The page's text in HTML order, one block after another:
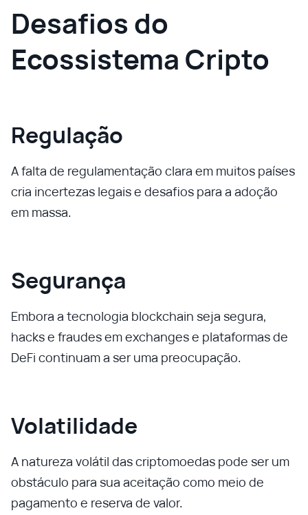
Desafios do
Ecossistema Cripto
Regulação
A falta de regulamentação clara em muitos países
cria incertezas legais e desafios para a adoção
em massa.
Segurança
Embora a tecnologia blockchain seja segura,
hacks e fraudes em exchanges e plataformas de
DeFi continuam a ser uma preocupação.
Volatilidade
A natureza volátil das criptomoedas pode ser um
obstáculo para sua aceitação como meio de
pagamento e reserva de valor.